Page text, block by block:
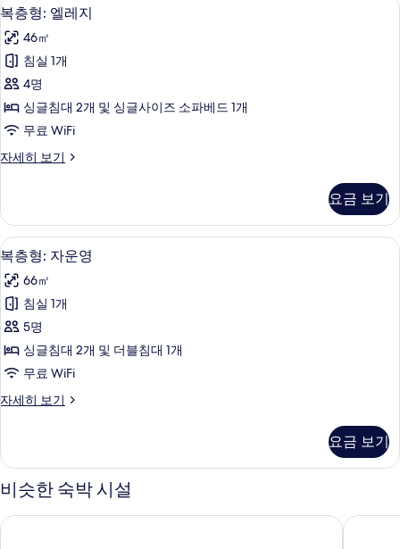
기
자
세
히
보
기
층
형:
엘
레
지
진
두
보
기
10
복층형: 엘레지
46㎡
침실 1개
4명
싱글침대 2개 및 싱글사이즈 소파베드 1개
무료 WiFi
자세히 보기
복
레
지
자
세
히
보
기
요금 보기
복
층
형:
자
운
영
진
두
보
기
복층형: 자운영 | 거실 공간 | 케이블 채
10
복층형: 자운영
66㎡
침실 1개
5명
싱글침대 2개 및 더블침대 1개
무료 WiFi
자세히 보기
복
운
영
자
히
요금 보기
비슷한 숙박 시설
통영 엔쵸비 관광호텔 스탠포